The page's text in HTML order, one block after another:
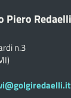
Redaelli
n.3